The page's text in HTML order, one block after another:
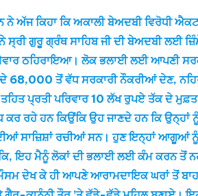
ਨੇ ਅੱਜ ਕਿਹਾ ਕਿ ਅਕਾਲੀ ਬੇਅਦਬੀ ਵਿਰੋਧੀ
ਸ੍ਰੀ ਗੁਰੂ ਗ੍ਰੰਥ ਸਾਹਿਬ ਜੀ ਦੀ ਬੇਅਦਬੀ ਲਈ
ਠਹਿਰਾਇਆ। ਲੋਕ ਭਲਾਈ ਲਈ ਆਪਣੀ
ਦੇ 68,000 ਤੋਂ ਵੱਧ ਸਰਕਾਰੀ ਨੌਕਰੀਆਂ ਦੇਣ,
ਪ੍ਰਤੀ ਪਰਿਵਾਰ 10 ਲੱਖ ਰੁਪਏ ਤੱਕ ਦੇ
ਕਰ ਰਹੇ ਹਨ ਕਿਉਂਕਿ ਉਹ ਜਾਣਦੇ ਹਨ ਕਿ ਉਨ੍ਹਾਂ
ਸਾਜ਼ਿਸ਼ਾਂ ਰਚੀਆਂ ਸਨ। ਹੁਣ ਇਨ੍ਹਾਂ ਆਗੂਆਂ
ਇਹ ਮੈਨੂੰ ਲੋਕਾਂ ਦੀ ਭਲਾਈ ਲਈ ਕੰਮ ਕਰਨ ਤੋਂ
ਦੇਖ ਕੇ ਹੀ ਆਪਣੇ ਆਰਾਮਦਾਇਕ ਘਰਾਂ ਤੋਂ